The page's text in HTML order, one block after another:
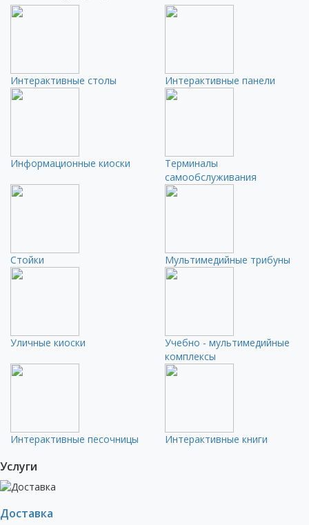
Интерактивные столы Интерактивные панели
Информационные киоски
Терминалы
самообслуживания
Стойки Мультимедийные трибуны
Уличные киоски
Учебно - мультимедийные
комплексы
Интерактивные песочницы Интерактивные книги
Услуги
Доставка